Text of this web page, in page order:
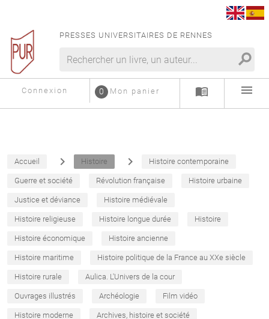
PRESSES UNIVERSITAIRES DE RENNES
search
Connexion Mon panier
0 menu_book menu
Accueil navigate_next Histoire navigate_next Histoire contemporaine
Guerre et société Révolution française Histoire urbaine
Justice et déviance Histoire médiévale
Histoire religieuse Histoire longue durée Histoire
Histoire économique Histoire ancienne
Histoire maritime Histoire politique de la France au XXe siècle
Histoire rurale Aulica. L'Univers de la cour
Ouvrages illustrés Archéologie Film vidéo
Histoire moderne Archives, histoire et société